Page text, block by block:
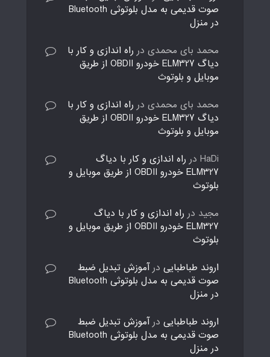
صوت قدیمی به مدل بلوتوثی Bluetooth
در منزل
محمد بای محمدی در راه اندازی و کار با
دیاگ ELM327 خودرو OBDII از طریق
موبایل و بلوتوث
محمد بای محمدی در راه اندازی و کار با
دیاگ ELM327 خودرو OBDII از طریق
موبایل و بلوتوث
HaDi در راه اندازی و کار با دیاگ
ELM327 خودرو OBDII از طریق موبایل و
بلوتوث
مجید در راه اندازی و کار با دیاگ
ELM327 خودرو OBDII از طریق موبایل و
بلوتوث
اروند طباطبایی درآموزش تبدیل ضبط
صوت قدیمی به مدل بلوتوثی Bluetooth
در منزل
اروند طباطبایی درآموزش تبدیل ضبط
صوت قدیمی به مدل بلوتوثی Bluetooth
در منزل